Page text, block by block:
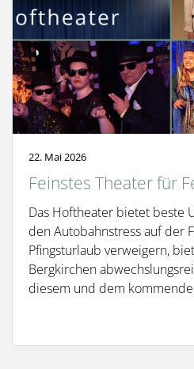
22. Mai 2026
Feinstes Theater für
Das Hoftheater bietet beste
den Autobahnstress auf der
Pfingsturlaub verweigern,
Bergkirchen
diesem und dem